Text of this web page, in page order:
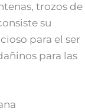
trozos de
su
para el ser
para las